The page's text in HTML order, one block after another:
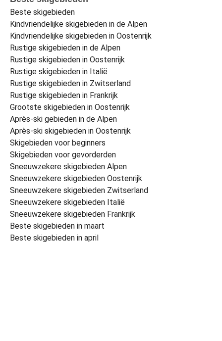
Beste skigebieden
Kindvriendelijke skigebieden in de Alpen
Kindvriendelijke skigebieden in Oostenrijk
Rustige skigebieden in de Alpen
Rustige skigebieden in Oostenrijk
Rustige skigebieden in Italië
Rustige skigebieden in Zwitserland
Rustige skigebieden in Frankrijk
Grootste skigebieden in Oostenrijk
Après-ski gebieden in de Alpen
Après-ski skigebieden in Oostenrijk
Skigebieden voor beginners
Skigebieden voor gevorderden
Sneeuwzekere skigebieden Alpen
Sneeuwzekere skigebieden Oostenrijk
Sneeuwzekere skigebieden Zwitserland
Sneeuwzekere skigebieden Italië
Sneeuwzekere skigebieden Frankrijk
Beste skigebieden in maart
Beste skigebieden in april